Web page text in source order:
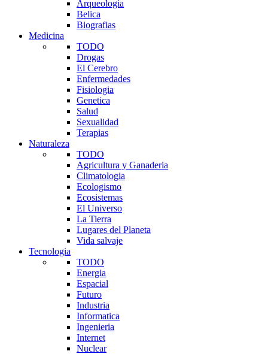
Arqueologia
Belica
Biografias
Medicina
TODO
Drogas
El Cerebro
Enfermedades
Fisiologia
Genetica
Salud
Sexualidad
Terapias
Naturaleza
TODO
Agricultura y Ganaderia
Climatologia
Ecologismo
Ecosistemas
El Universo
La Tierra
Lugares del Planeta
Vida salvaje
Tecnologia
TODO
Energia
Espacial
Futuro
Industria
Informatica
Ingenieria
Internet
Nuclear